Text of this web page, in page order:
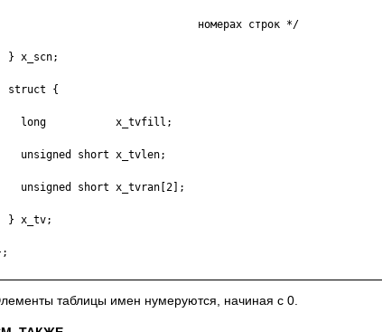
номерах строк */
} x_scn;
struct {
long           x_tvfill;
unsigned short x_tvlen;
unsigned short x_tvran[2];
} x_tv;
таблицы имен нумеруются, начиная с 0.